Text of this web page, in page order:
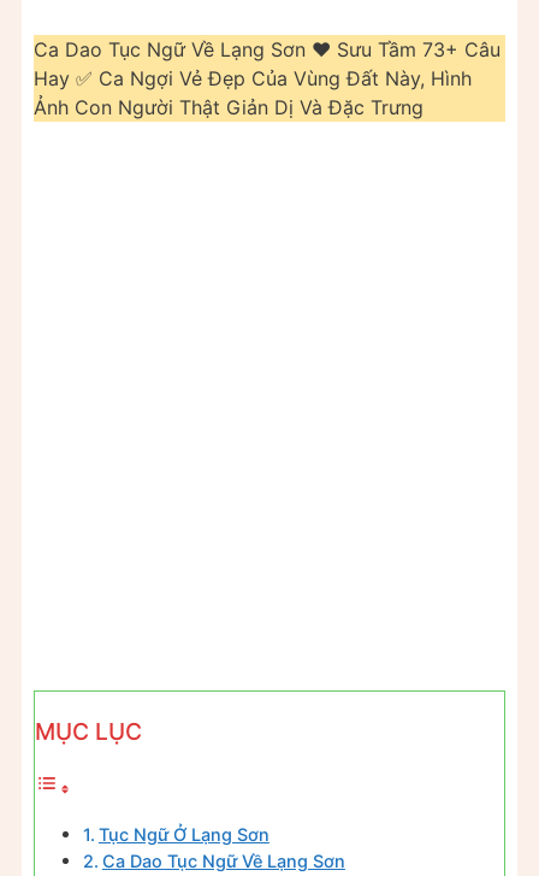
Ca Dao Tục Ngữ Về Lạng Sơn ❤️️ Sưu Tầm 73+ Câu
Hay ✅ Ca Ngợi Vẻ Đẹp Của Vùng Đất Này, Hình
Ảnh Con Người Thật Giản Dị Và Đặc Trưng
MỤC LỤC
Tục Ngữ Ở Lạng Sơn
Ca Dao Tục Ngữ Về Lạng Sơn